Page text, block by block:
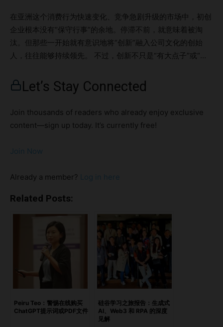
在亚洲这个消费行为快速变化、竞争急剧升级的市场中，初创
企业根本没有“保守行事”的余地。停滞不前，就意味着被淘
汰。但那些一开始就有意识地将“创新”融入公司文化的创始
人，往往能够持续领先。 不过，创新不只是“有大点子”或“做
任。一切都从文化开始。 这并非空谈，而是成长型初创企业
与昙花一现者之间的真正差距所在。 以下是初创企业一步步
建立创新文化的具体方法： 亮点第一步：先定义什么是“创
新”第二步：招那些爱问“为什么不？”的人第三步：放下自我，
为新想法预留时间和工具第六步：领导者要以身作则第七步：
略，但绝对值得 第一步：先定义什么是“创新” 几乎每家初创
么？ 是更快地推出产品？是进军全新市场？还是用更聪明的
个清晰明确的方向。越早让团队达成共识，大家就越能朝着同
一个目标前进。 第二步：招那些爱问“为什么不？”的人 如果
团队里的人都只知道按部就班，那创新根本谈不上。 你要寻
找的是那些爱提问、敢尝试、对解决问题充满热情的人。比起
完美的简历，好奇心和灵活性更重要。 在面试时，可以问他
们上一次改变主意的经历、失败的经历，或者他们是怎么解决
一本操作手册上没有答案的问题。 这些人，才是能让你真正
前进的推手。 第三步：放下自我，打破等级壁垒 如果只有少
Let’s Stay Connected
Join thousands of readers who already enjoy exclusive
content—sign up today. It’s currently free!
Join Now
Already a member? Log in here
Related Posts:
Peiru Teo：警惕在线购买
ChatGPT提示词或PDF文件
硅谷学习之旅报告：生成式
AI、Web3 和 RPA 的深度
见解